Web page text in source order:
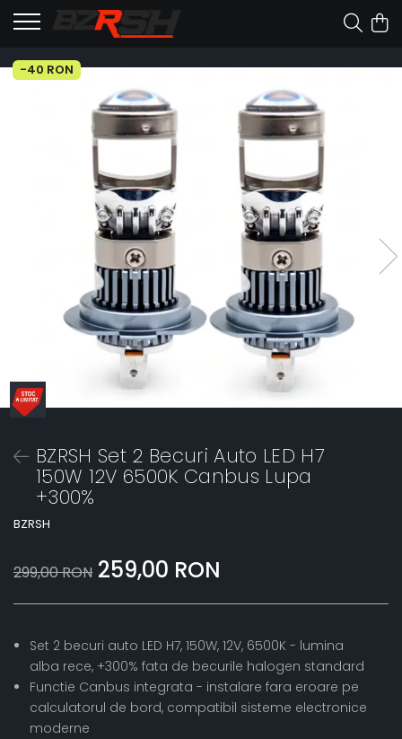
-40 RON
BZRSH Set 2 Becuri Auto LED H7
150W 12V 6500K Canbus Lupa
+300%
BZRSH
299,00 RON 259,00 RON
Set 2 becuri auto LED H7, 150W, 12V, 6500K - lumina
alba rece, +300% fata de becurile halogen standard
Functie Canbus integrata - instalare fara eroare pe
calculatorul de bord, compatibil sisteme electronice
moderne